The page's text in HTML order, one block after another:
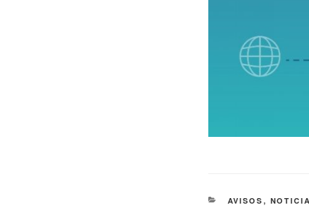
AVISOS ,